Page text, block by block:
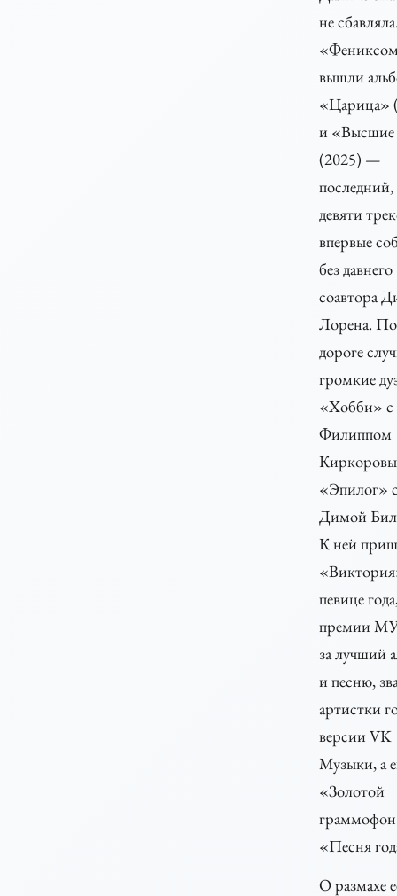
не
вышли
«Царица»
и
(2025) —
последний,
девяти
впервые
без давнего
соавтора
Лорена. По
дороге
громкие
«Хобби» с
Филиппом
«Эпилог»
Димой
К ней
певице
премии
за лучший
и песню,
артистки
версии VK
Музыки, а
«Золотой
«Песня
О размахе